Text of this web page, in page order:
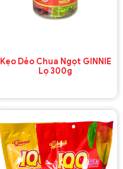
Kẹo Dẻo Chua Ngọt GINNIE
Lọ 300g